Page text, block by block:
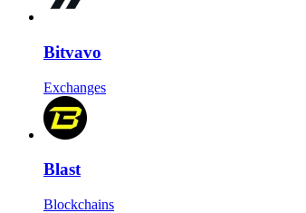
Bitvavo
Exchanges
Blast
Blockchains